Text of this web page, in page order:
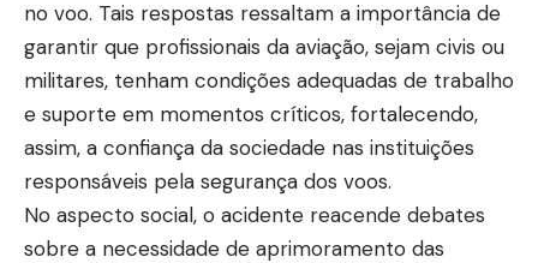
no voo. Tais respostas ressaltam a importância de
garantir que profissionais da aviação, sejam civis ou
militares, tenham condições adequadas de trabalho
e suporte em momentos críticos, fortalecendo,
assim, a confiança da sociedade nas instituições
responsáveis pela segurança dos voos.
No aspecto social, o acidente reacende debates
sobre a necessidade de aprimoramento das